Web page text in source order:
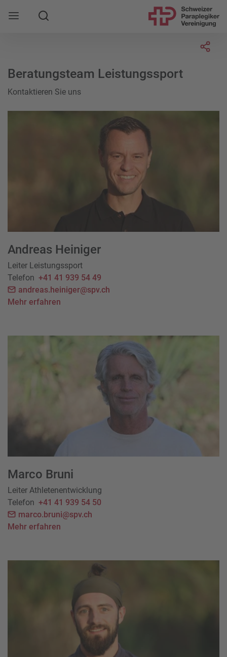
Mobile Navigation öffnen
Suche
Beratungsteam Leistungssport
Kontaktieren Sie uns
Andreas Heiniger
Leiter Leistungssport
Telefon +41 41 939 54 49
andreas.heiniger@spv.ch
Mehr erfahren
Marco Bruni
Leiter Athletenentwicklung
Telefon +41 41 939 54 50
marco.bruni@spv.ch
Mehr erfahren